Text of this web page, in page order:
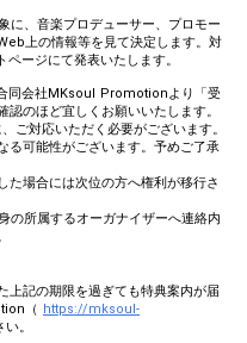
に、音楽プロデューサー、プロモー
上の情報等を見て決定します。対
ージにて発表いたします。
同会社MKsoul Promotionより「受
のほど宜しくお願いいたします。
ご対応いただく必要がございます。
る可能性がございます。予めご了承
た場合には次位の方へ権利が移行さ
の所属するオーガナイザーへ連絡内
上記の期限を過ぎても特典案内が届
（ https://mksoul-
。